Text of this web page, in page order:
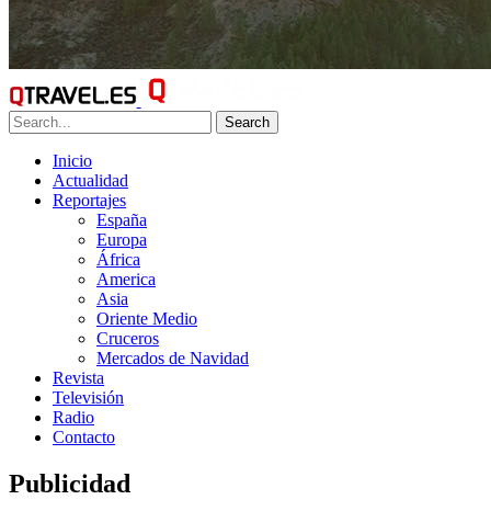
Search
Inicio
Actualidad
Reportajes
España
Europa
África
America
Asia
Oriente Medio
Cruceros
Mercados de Navidad
Revista
Televisión
Radio
Contacto
Publicidad